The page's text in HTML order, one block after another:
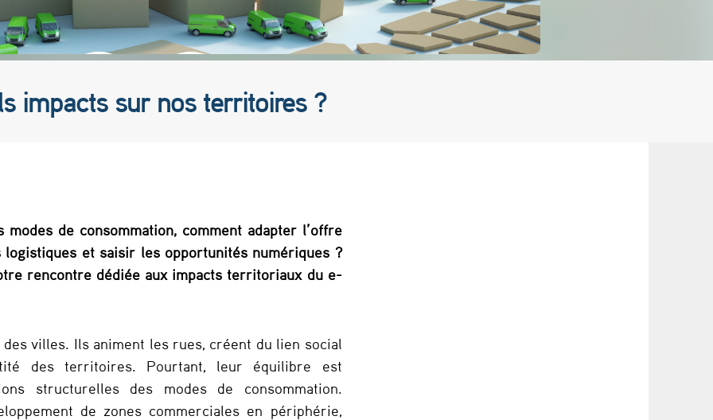
impacts sur nos territoires ?
de consommation, comment adapter l’offre
et saisir les opportunités numériques ?
rencontre dédiée aux impacts territoriaux du e-
villes. Ils animent les rues, créent du lien social
des territoires. Pourtant, leur équilibre est
structurelles des modes de consommation.
de zones commerciales en périphérie,